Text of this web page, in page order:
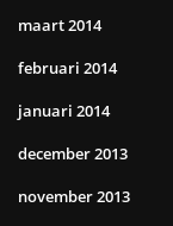
maart 2014
februari 2014
januari 2014
december 2013
november 2013